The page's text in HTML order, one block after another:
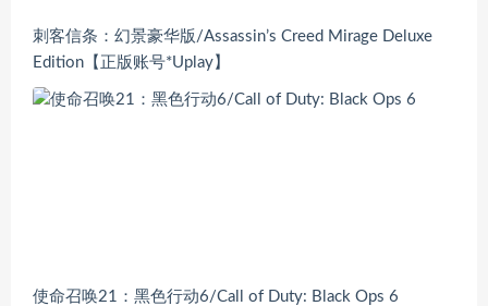
刺客信条：幻景豪华版/Assassin’s Creed Mirage Deluxe
Edition【正版账号*Uplay】
使命召唤21：黑色行动6/Call of Duty: Black Ops 6